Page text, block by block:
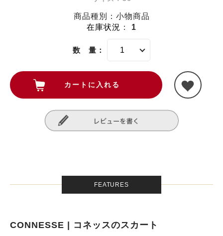
商品種別：小物商品
在庫状況 ： 1
数 量：
FEATURES
CONNESSE | コネッスのスカート